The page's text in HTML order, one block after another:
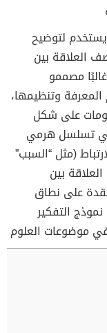
لتوضيح
العلاقة بين
مصممو
وتنظيمها،
على شكل
في تسلسل هرمي
(مثل “السبب”
بين
على نطاق
التفكير
في موضوعات العلوم